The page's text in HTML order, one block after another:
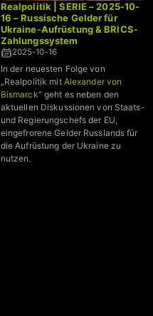
Realpolitik | SERIE – 2025-10-
16 – Russische Gelder für
Ukraine-Aufrüstung & BRICS-
Zahlungssystem
2025-10-16
In der neuesten Folge von
„Realpolitik mit Alexander von
Bismarck“ geht es neben den
aktuellen Diskussionen von Staats-
und Regierungschefs der EU,
eingefrorene Gelder Russlands für
die Aufrüstung der Ukraine zu
nutzen.